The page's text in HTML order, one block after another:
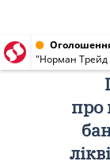
"Норман
про